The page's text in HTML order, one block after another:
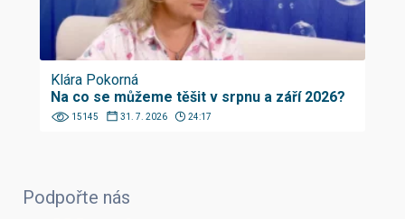
Klára Pokorná
Na co se můžeme těšit v srpnu a září 2026?
15145 31. 7. 2026 24:17
Podpořte nás